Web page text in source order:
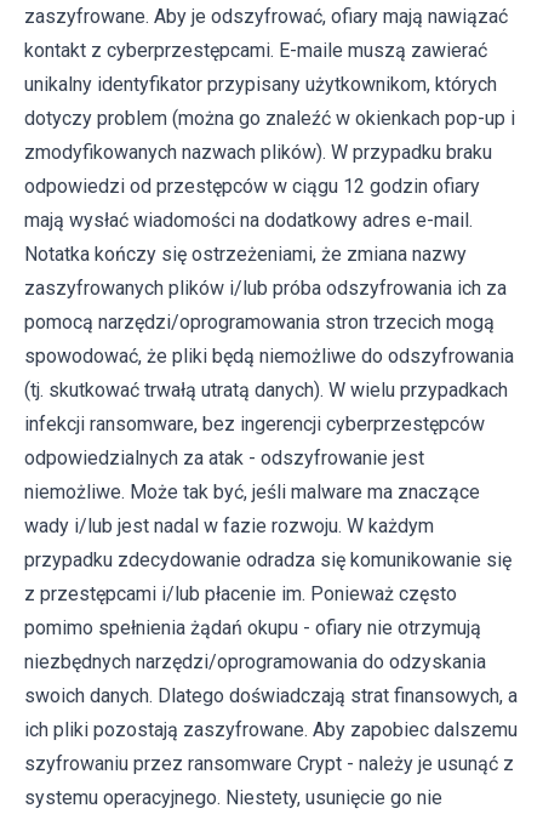
zaszyfrowane. Aby je odszyfrować, ofiary mają nawiązać
kontakt z cyberprzestępcami. E-maile muszą zawierać
unikalny identyfikator przypisany użytkownikom, których
dotyczy problem (można go znaleźć w okienkach pop-up i
zmodyfikowanych nazwach plików). W przypadku braku
odpowiedzi od przestępców w ciągu 12 godzin ofiary
mają wysłać wiadomości na dodatkowy adres e-mail.
Notatka kończy się ostrzeżeniami, że zmiana nazwy
zaszyfrowanych plików i/lub próba odszyfrowania ich za
pomocą narzędzi/oprogramowania stron trzecich mogą
spowodować, że pliki będą niemożliwe do odszyfrowania
(tj. skutkować trwałą utratą danych). W wielu przypadkach
infekcji ransomware, bez ingerencji cyberprzestępców
odpowiedzialnych za atak - odszyfrowanie jest
niemożliwe. Może tak być, jeśli malware ma znaczące
wady i/lub jest nadal w fazie rozwoju. W każdym
przypadku zdecydowanie odradza się komunikowanie się
z przestępcami i/lub płacenie im. Ponieważ często
pomimo spełnienia żądań okupu - ofiary nie otrzymują
niezbędnych narzędzi/oprogramowania do odzyskania
swoich danych. Dlatego doświadczają strat finansowych, a
ich pliki pozostają zaszyfrowane. Aby zapobiec dalszemu
szyfrowaniu przez ransomware Crypt - należy je usunąć z
systemu operacyjnego. Niestety, usunięcie go nie